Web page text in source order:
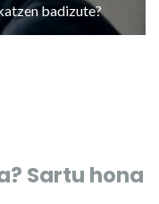
badizute?
Sartu hona